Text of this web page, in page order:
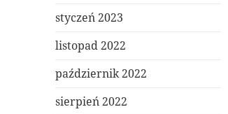
styczeń 2023
listopad 2022
październik 2022
sierpień 2022